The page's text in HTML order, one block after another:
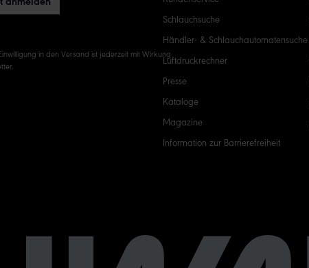
in den Versand ist jederzeit mit Wirkung
Schlauchsuche
Händler- & Schlauchautomatensuche
Luftdruckrechner
Presse
Kataloge
Magazine
Information zur Barrierefreiheit